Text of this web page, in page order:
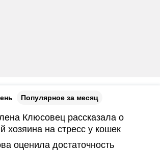
Популярное за месяц
Клюсовец рассказала о
хозяина на стресс у кошек
оценила достаточность